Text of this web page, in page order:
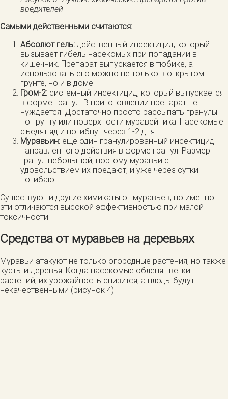
вредителей
Самыми действенными считаются:
Абсолют гель: действенный инсектицид, который
вызывает гибель насекомых при попадании в
кишечник. Препарат выпускается в тюбике, а
использовать его можно не только в открытом
грунте, но и в доме.
Гром-2: системный инсектицид, который выпускается
в форме гранул. В приготовлении препарат не
нуждается. Достаточно просто рассыпать гранулы
по грунту или поверхности муравейника. Насекомые
съедят яд и погибнут через 1-2 дня.
Муравьин: еще один гранулированный инсектицид
направленного действия в форме гранул. Размер
гранул небольшой, поэтому муравьи с
удовольствием их поедают, и уже через сутки
погибают.
Существуют и другие химикаты от муравьев, но именно
эти отличаются высокой эффективностью при малой
токсичности.
Средства от муравьев на деревьях
Муравьи атакуют не только огородные растения, но также
кусты и деревья. Когда насекомые облепят ветки
растений, их урожайность снизится, а плоды будут
некачественными (рисунок 4).